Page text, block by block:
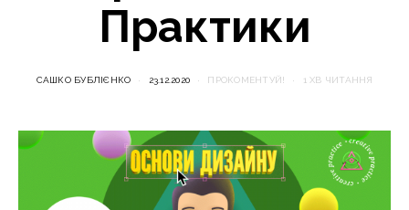
Практики
САШКО БУБЛІЄНКО 23.12.2020 ПРОКОМЕНТУЙ! 1 ХВ ЧИТАННЯ